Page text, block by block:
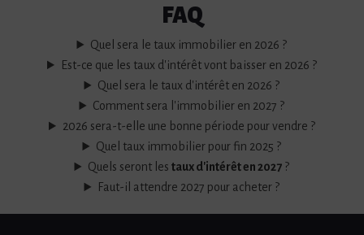
FAQ
Quel sera le taux immobilier en 2026 ?
Est-ce que les taux d'intérêt vont baisser en 2026 ?
Quel sera le taux d'intérêt en 2026 ?
Comment sera l'immobilier en 2027 ?
2026 sera-t-elle une bonne période pour vendre ?
Quel taux immobilier pour fin 2025 ?
Quels seront lestaux d'intérêt en 2027 ?
Faut-il attendre 2027 pour acheter ?